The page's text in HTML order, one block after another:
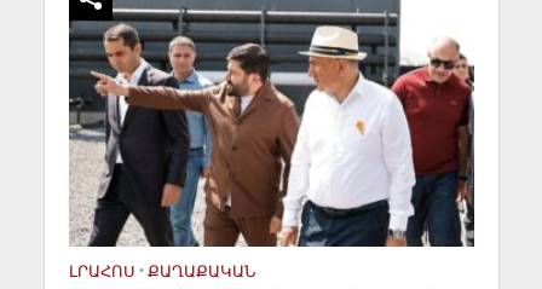
ԼՐԱՀՈՍ • ՔԱՂԱՔԱԿԱՆ